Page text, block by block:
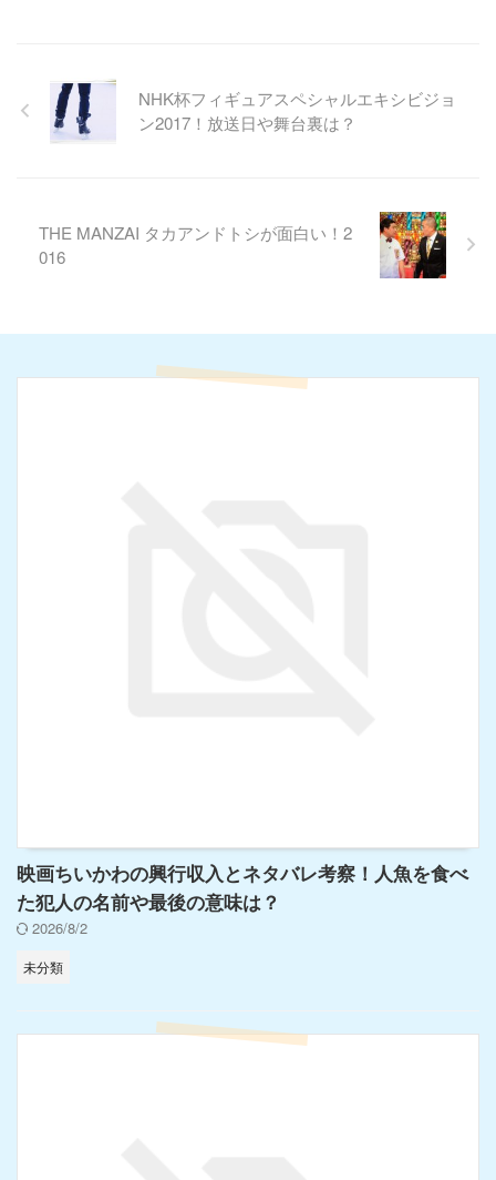
NHK杯フィギュアスペシャルエキシビジョ
ン2017！放送日や舞台裏は？
THE MANZAI タカアンドトシが面白い！2
016
映画ちいかわの興行収入とネタバレ考察！人魚を食べ
た犯人の名前や最後の意味は？
2026/8/2
未分類